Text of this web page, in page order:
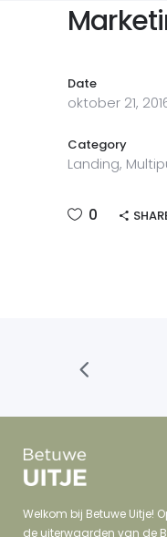
Date
oktober 21,
Category
Landing,
0
Welkom bij Betuwe Uitje!
de uiterwaarden van de